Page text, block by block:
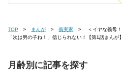
TOP まんが 義実家
「次は男の子ね！」信じられない！【第1話まんが】
月齢別に記事を探す